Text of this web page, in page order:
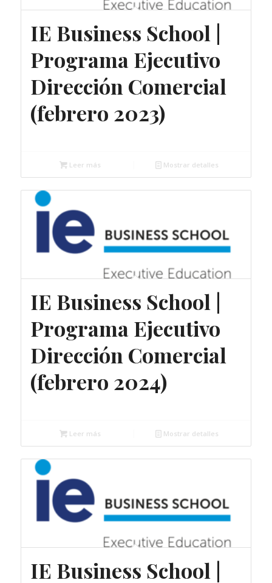
IE Business School |
Programa Ejecutivo
Dirección Comercial
(febrero 2023)
Leer más Mostrar detalles
IE Business School |
Programa Ejecutivo
Dirección Comercial
(febrero 2024)
Leer más Mostrar detalles
IE Business School |